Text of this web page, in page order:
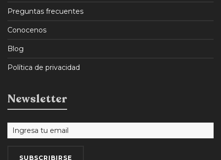
Preguntas frecuentes
Conocenos
Blog
Política de privacidad
Newsletter